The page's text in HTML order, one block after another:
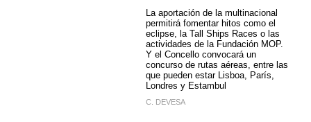
La aportación de la multinacional
permitirá fomentar hitos como el
eclipse, la Tall Ships Races o las
actividades de la Fundación MOP.
Y el Concello convocará un
concurso de rutas aéreas, entre las
que pueden estar Lisboa, París,
Londres y Estambul
C. DEVESA